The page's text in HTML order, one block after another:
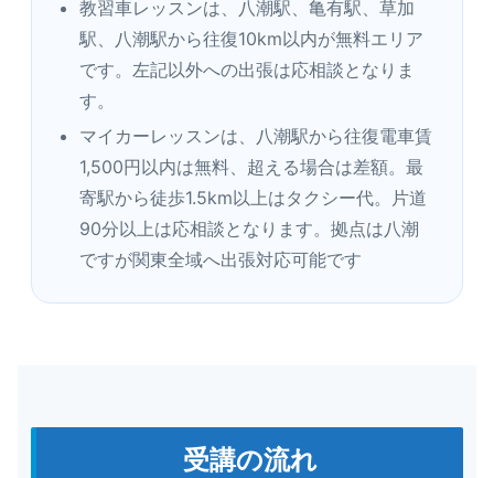
教習車レッスンは、八潮駅、亀有駅、草加
駅、八潮駅から往復10km以内が無料エリア
です。左記以外への出張は応相談となりま
す。
マイカーレッスンは、八潮駅から往復電車賃
1,500円以内は無料、超える場合は差額。最
寄駅から徒歩1.5km以上はタクシー代。片道
90分以上は応相談となります。拠点は八潮
ですが関東全域へ出張対応可能です
受講の流れ